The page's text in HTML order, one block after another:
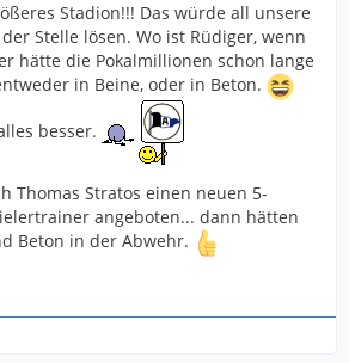
Stadion!!! Das würde all unsere
Stelle lösen. Wo ist Rüdiger, wenn
hätte die Pokalmillionen schon lange
in Beine, oder in Beton.
besser.
Thomas Stratos einen neuen 5-
angeboten... dann hätten
Beton in der Abwehr.